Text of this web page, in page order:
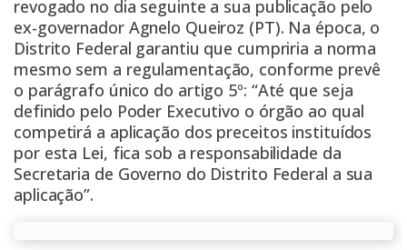
revogado no dia seguinte a sua publicação pelo
ex-governador Agnelo Queiroz (PT). Na época, o
Distrito Federal garantiu que cumpriria a norma
mesmo sem a regulamentação, conforme prevê
o parágrafo único do artigo 5º: “Até que seja
definido pelo Poder Executivo o órgão ao qual
competirá a aplicação dos preceitos instituídos
por esta Lei, fica sob a responsabilidade da
Secretaria de Governo do Distrito Federal a sua
aplicação”.